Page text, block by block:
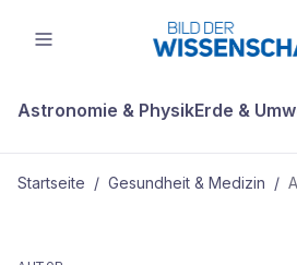
Astronomie & PhysikErde &
Startseite / Gesundheit & Medizin /